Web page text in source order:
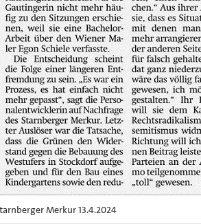
Merkur 13.4.2024